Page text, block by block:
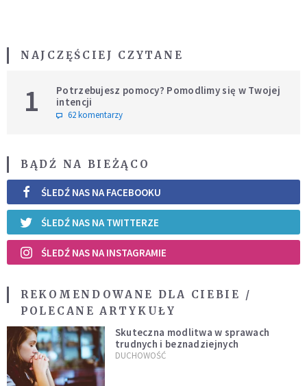
NAJCZĘŚCIEJ CZYTANE
1
Potrzebujesz pomocy? Pomodlimy się w Twojej
intencji
62 komentarzy
BĄDŹ NA BIEŻĄCO
ŚLEDŹ NAS NA FACEBOOKU
ŚLEDŹ NAS NA TWITTERZE
ŚLEDŹ NAS NA INSTAGRAMIE
REKOMENDOWANE DLA CIEBIE /
POLECANE ARTYKUŁY
Skuteczna modlitwa w sprawach
trudnych i beznadziejnych
DUCHOWOŚĆ